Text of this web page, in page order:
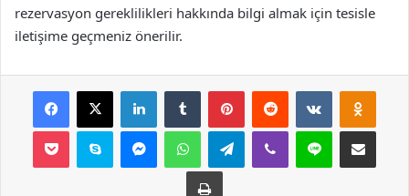
rezervasyon gereklilikleri hakkında bilgi almak için tesisle
iletişime geçmeniz önerilir.
Facebook
X LinkedInTumblr PinterestReddit VKontakte
Pocket Skype MessengerWhatsAppTelegramViber Line E-Posta ile
Yazdır